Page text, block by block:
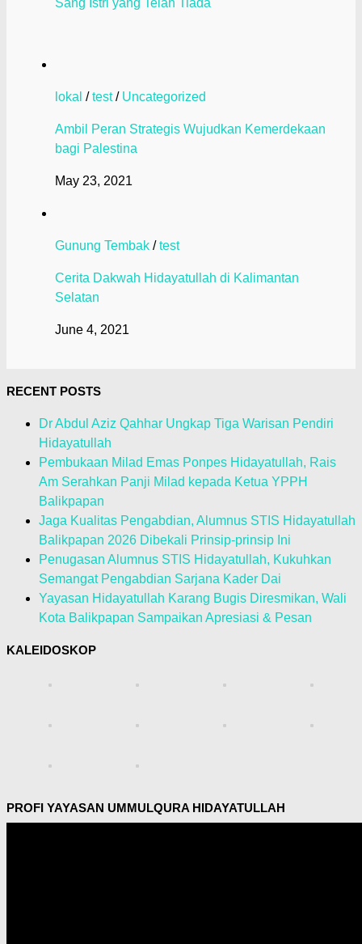
Sang Istri yang Telah Tiada
lokal /test/ Uncategorized
Ambil Peran Strategis Wujudkan Kemerdekaan
bagi Palestina
May 23, 2021
Gunung Tembak /test
Cerita Dakwah Hidayatullah di Kalimantan
Selatan
June 4, 2021
RECENT POSTS
Dr Abdul Aziz Qahhar Ungkap Tiga Warisan Pendiri
Hidayatullah
Pembukaan Milad Emas Ponpes Hidayatullah, Rais
Am Serahkan Panji Milad kepada Ketua YPPH
Balikpapan
Jaga Kualitas Pengabdian, Alumnus STIS Hidayatullah
Balikpapan 2026 Dibekali Prinsip-prinsip Ini
Penugasan Alumnus STIS Hidayatullah, Kukuhkan
Semangat Pengabdian Sarjana Kader Dai
Yayasan Hidayatullah Karang Bugis Diresmikan, Wali
Kota Balikpapan Sampaikan Apresiasi & Pesan
KALEIDOSKOP
PROFI YAYASAN UMMULQURA HIDAYATULLAH